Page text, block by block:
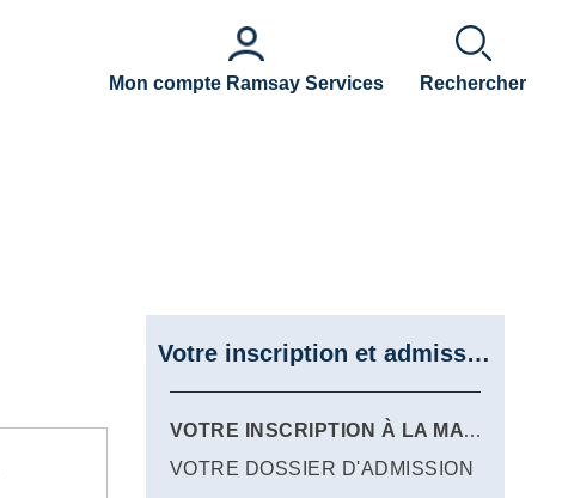
Mon compte Ramsay Services Rechercher
Votre inscription et admission en ligne à la maternité
VOTRE INSCRIPTION À LA MATERNITÉ
VOTRE DOSSIER D'ADMISSION